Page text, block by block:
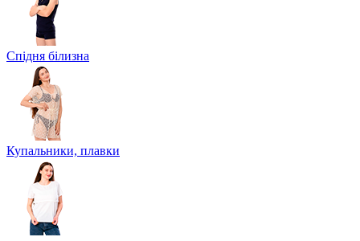
Спідня білизна
Купальники, плавки